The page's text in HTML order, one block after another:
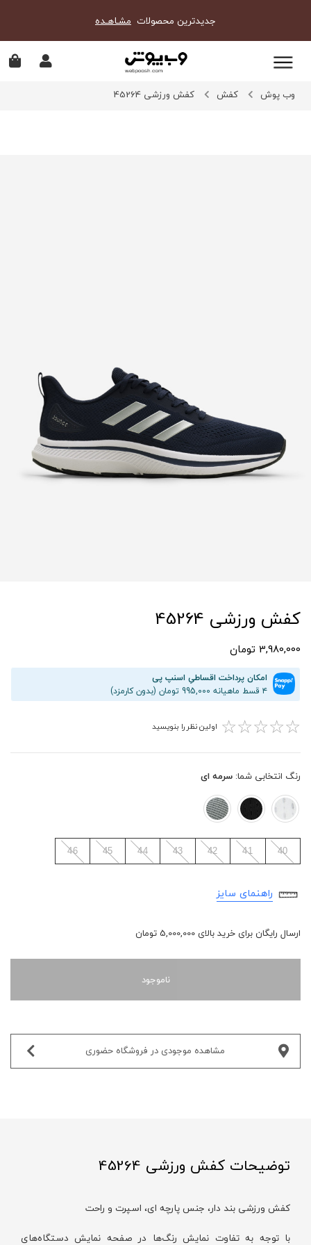
جدیدترین محصولات مشـاهـده
وب پوش کفش کفش ورزشی 45264
کفش ورزشی 45264
3,980,000 تومان
امکان پرداخت اقساطیِ اسنپ پی
۴ قسط ماهیانه 995,000 تومان (بدون کارمزد)
☆
☆
☆
☆
☆ اولین نظر را بنویسید
رنگ انتخابی شما: سرمه ای
40
41
42
43
44
45
46
راهنمای سایز
ارسال رایگان برای خرید بالای 5,000,000 تومان
ناموجود
مشاهده موجودی در فروشگاه حضوری‌
توضیحات کفش ورزشی 45264
کفش ورزشی بند‌ دار، جنس پارچه ای، اسپرت و راحت
با توجه به تفاوت نمایش رنگ‌ها در صفحه نمایش دستگاه‌های